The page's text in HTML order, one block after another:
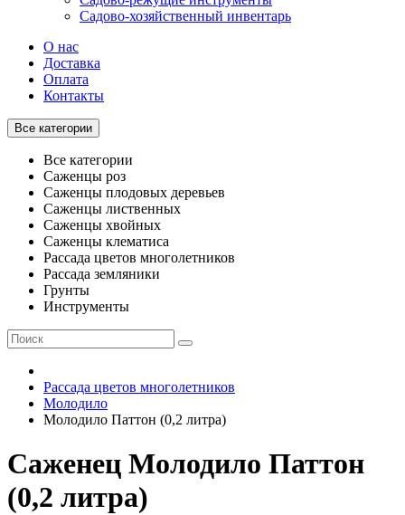
Садово-хозяйственный инвентарь
О нас
Доставка
Оплата
Контакты
Все категории
Все категории
Саженцы роз
Саженцы плодовых деревьев
Саженцы лиственных
Саженцы хвойных
Саженцы клематиса
Рассада цветов многолетников
Рассада земляники
Грунты
Инструменты
Рассада цветов многолетников
Молодило
Молодило Паттон (0,2 литра)
Саженец Молодило Паттон
(0,2 литра)